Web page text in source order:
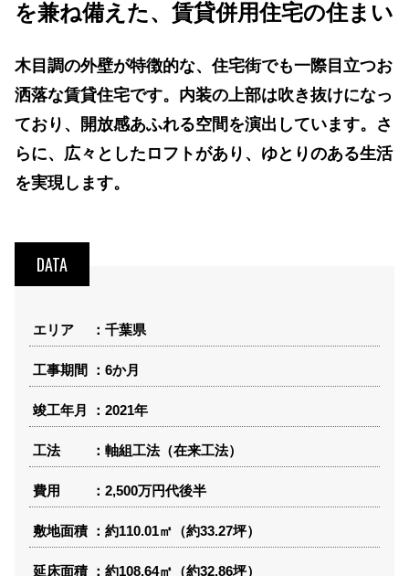
を兼ね備えた、賃貸併用住宅の住まい
木目調の外壁が特徴的な、住宅街でも一際目立つお
洒落な賃貸住宅です。内装の上部は吹き抜けになっ
ており、開放感あふれる空間を演出しています。さ
らに、広々としたロフトがあり、ゆとりのある生活
を実現します。
DATA
エリア 千葉県
工事期間 6か月
竣工年月 2021年
工法 軸組工法（在来工法）
費用 2,500万円代後半
敷地面積 約110.01㎡（約33.27坪）
延床面積 約108.64㎡（約32.86坪）